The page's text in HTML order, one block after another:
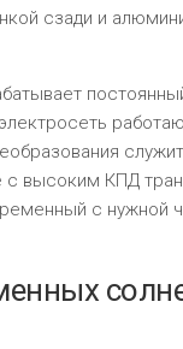
сзади и
с высоким КПД
с нужной